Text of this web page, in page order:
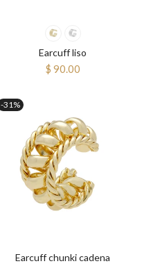
Earcuff liso
$ 90.00
-31%
Earcuff chunki cadena